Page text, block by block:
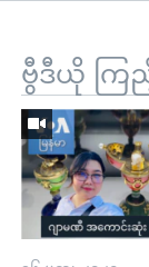
ဗွီဒီယို ကြ